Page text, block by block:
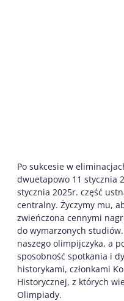
Po sukcesie w
dwuetapowo 11 stycznia
stycznia 2025r. część
centralny. Życzymy mu,
zwieńczona cennymi
do wymarzonych
naszego olimpijczyka, a
sposobność spotkania i
historykami, członkami
Historycznej, z których
Olimpiady.